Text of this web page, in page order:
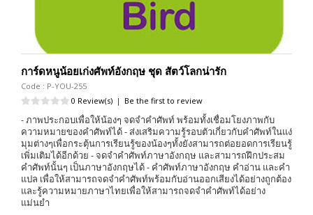
การ์ดหนูน้อยเก่งศัพท์อังกฤษ ชุด สัตว์โลกน่ารัก
Code : P-YOU-255
0 Review(s) | Be the first to review
- ภาพประกอบเพื่อให้น้องๆ จดจำคำศัพท์ พร้อมทั้งเชื่อมโยงภาพกับ
ความหมายของคำศัพท์ได้ - ส่งเสริมความรู้รอบตัวเกี่ยวกับคำศัพท์ในแง่
มุมต่างๆเพื่อกระตุ้นการเรียนรู้ของน้องๆทั้งยังสามารถต่อยอดการเรียนรู้
เพิ่มเติมได้อีกด้วย - จดจำคำศัพท์ภาษาอังกฤษ และสามารถฝึกประสม
คำศัพท์นั้นๆ เป็นภาษาอังกฤษได้ - คำศัพท์ภาษาอังกฤษ คำอ่าน และคำ
แปล เพื่อให้สามารถจดจำคำศัพท์พร้อมกับอ่านออกเสียงได้อย่างถูกต้อง
และรู้ความหมายภาษาไทยเพื่อให้สามารถจดจำคำศัพท์ได้อย่าง
แม่นยำ